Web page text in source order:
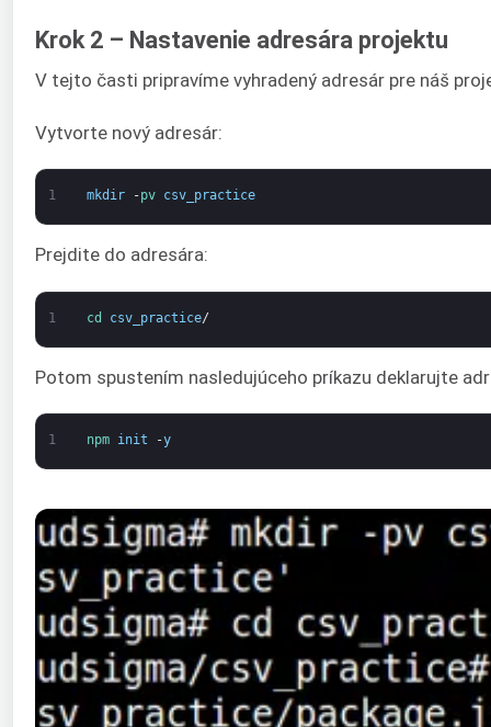
Krok 2 – Nastavenie adresára projektu
V tejto časti pripravíme vyhradený adresár pre náš
Vytvorte nový adresár:
1 mkdir -pv csv_practice
Prejdite do adresára:
1 cd csv_practice/
Potom spustením nasledujúceho príkazu deklarujte
1 npm init -y